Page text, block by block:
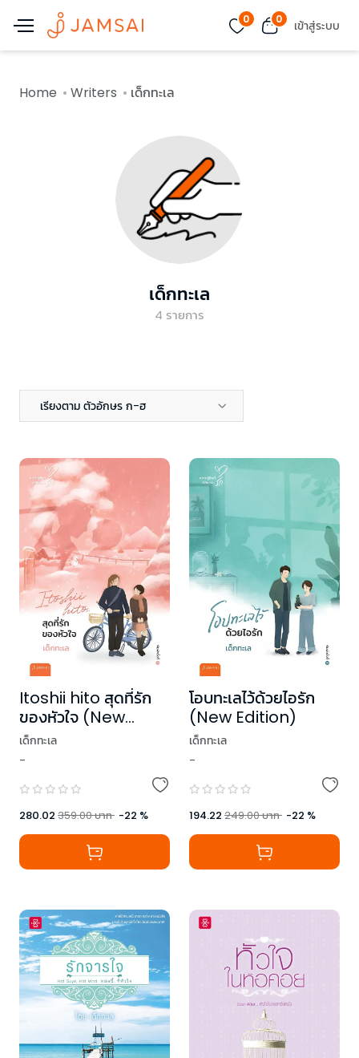
0 0 เข้าสู่ระบบ
Home Writers เด็กทะเล
เด็กทะเล
4 รายการ
เรียงตาม ตัวอักษร ก-ฮ
Itoshii hito สุดที่รัก
ของหัวใจ (New
Edition)
เด็กทะเล
-
280.02 359.00บาท -22 %
โอบทะเลไว้ด้วยไอรัก
(New Edition)
เด็กทะเล
-
194.22 249.00บาท -22 %